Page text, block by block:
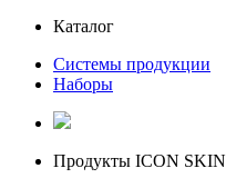
Каталог
Системы продукции
Наборы
Продукты ICON SKIN